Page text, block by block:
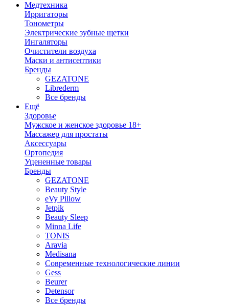
Медтехника
Ирригаторы
Тонометры
Электрические зубные щетки
Ингаляторы
Очистители воздуха
Маски и антисептики
Бренды
GEZATONE
Librederm
Все бренды
Ещё
Здоровье
Мужское и женское здоровье 18+
Массажер для простаты
Аксессуары
Ортопедия
Уцененные товары
Бренды
GEZATONE
Beauty Style
eVy Pillow
Jetpik
Beauty Sleep
Minna Life
TONIS
Aravia
Medisana
Современные технологические линии
Gess
Beurer
Detensor
Все бренды